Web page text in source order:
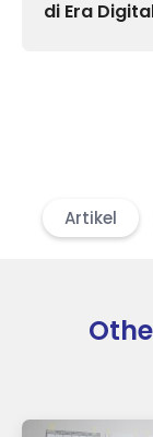
di Era
Artikel